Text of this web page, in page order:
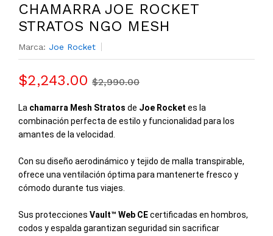
CHAMARRA JOE ROCKET
STRATOS NGO MESH
Marca: Joe Rocket
$2,243.00 $2,990.00
La chamarra Mesh Stratos de Joe Rocket es la
combinación perfecta de estilo y funcionalidad para los
amantes de la velocidad.
Con su diseño aerodinámico y tejido de malla transpirable,
ofrece una ventilación óptima para mantenerte fresco y
cómodo durante tus viajes.
Sus protecciones Vault™ Web CEcertificadas en hombros,
codos y espalda garantizan seguridad sin sacrificar